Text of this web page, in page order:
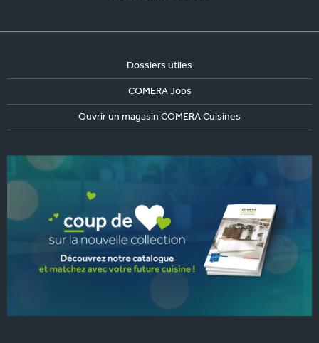
Dossiers utiles
COMERA Jobs
Ouvrir un magasin COMERA Cuisines